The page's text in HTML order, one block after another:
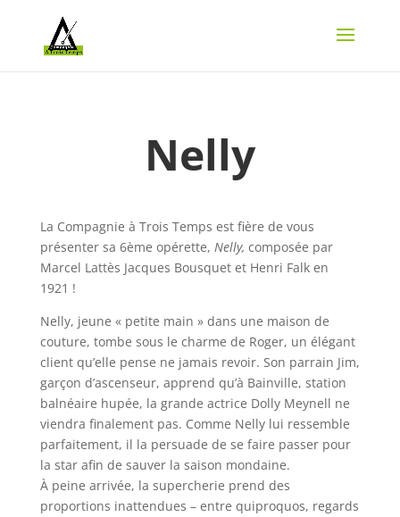
Nelly
La Compagnie à Trois Temps est fière de vous
présenter sa 6ème opérette, Nelly, composée par
Marcel Lattès Jacques Bousquet et Henri Falk en
1921 !
Nelly, jeune « petite main » dans une maison de
couture, tombe sous le charme de Roger, un élégant
client qu’elle pense ne jamais revoir. Son parrain Jim,
garçon d’ascenseur, apprend qu’à Bainville, station
balnéaire hupée, la grande actrice Dolly Meynell ne
viendra finalement pas. Comme Nelly lui ressemble
parfaitement, il la persuade de se faire passer pour
la star afin de sauver la saison mondaine.
À peine arrivée, la supercherie prend des
proportions inattendues – entre quiproquos, regards